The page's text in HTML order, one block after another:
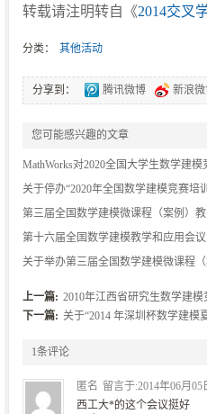
转载请注明转自《2014交叉
分类： 其他活动
分享到： 腾讯微博 新浪
您可能感兴趣的文章
MathWorks对2020全国大学生数学建模
术支持的公告(0)
关于停办“2020年全国数学建模竞赛培
究研讨会”的通知(0)
第三届全国数学建模微课程（案例）
结果(0)
第十六届全国数学建模教学和应用会
(0)
关于举办第三届全国数学建模微课程
上一篇: 2010年江西省研究生数学建模
下一篇: 关于“2014 年深圳杯数学建模
1条评论
匿名 留言于:2014年06月05
西工大*的这个会议挺好